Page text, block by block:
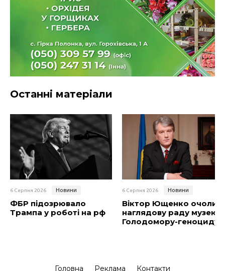
Останні матеріали
6 Серпня 2026 Новини
ФБР підозрювало
Трампа у роботі на рф
6 Серпня 2026 Новини
Віктор Ющенко очолив
наглядову раду музею
Голодомору-геноциду
Головна Реклама Контакти